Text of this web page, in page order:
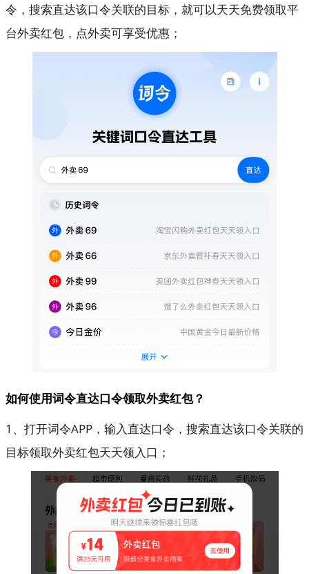
令，搜索直达该口令关联的目标，就可以天天免费领取平
台外卖红包，点外卖可享受优惠；
如何使用词令直达口令领取外卖红包？
1、打开词令APP，输入直达口令，搜索直达该口令关联的
目标领取外卖红包天天领入口；